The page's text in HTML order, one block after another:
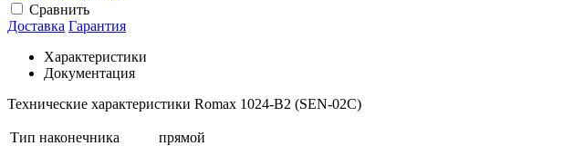
Сравнить
Доставка Гарантия
Характеристики
Документация
Технические характеристики Romax 1024-B2 (SEN-02C)
Тип наконечника
прямой